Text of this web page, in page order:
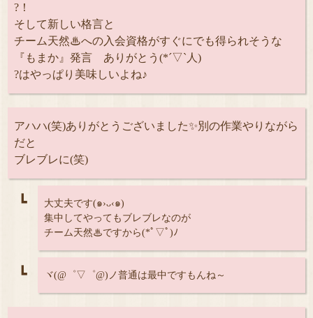
?！
そして新しい格言と
チーム天然♨への入会資格がすぐにでも得られそうな
『もまか』発言 ありがとう(*´▽`人)
?はやっぱり美味しいよね♪
アハハ(笑)ありがとうございました✨別の作業やりながら
だと
ブレブレに(笑)
┗
大丈夫です(๑›ᴗ‹๑)
集中してやってもブレブレなのが
チーム天然♨ですから(*ﾟ▽ﾟ)ﾉ
┗ ヾ(@゜▽゜@)ノ普通は最中ですもんね～